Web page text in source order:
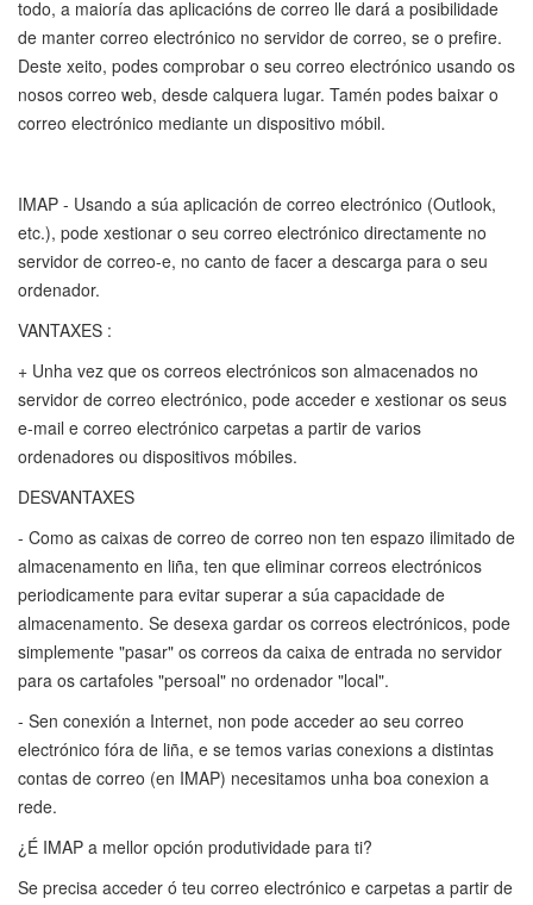
todo, a maioría das aplicacións de correo lle dará a posibilidade
de manter correo electrónico no servidor de correo, se o prefire.
Deste xeito, podes comprobar o seu correo electrónico usando os
nosos correo web, desde calquera lugar. Tamén podes baixar o
correo electrónico mediante un dispositivo móbil.
IMAP - Usando a súa aplicación de correo electrónico (Outlook,
etc.), pode xestionar o seu correo electrónico directamente no
servidor de correo-e, no canto de facer a descarga para o seu
ordenador.
VANTAXES :
+ Unha vez que os correos electrónicos son almacenados no
servidor de correo electrónico, pode acceder e xestionar os seus
e-mail e correo electrónico carpetas a partir de varios
ordenadores ou dispositivos móbiles.
DESVANTAXES
- Como as caixas de correo de correo non ten espazo ilimitado de
almacenamento en liña, ten que eliminar correos electrónicos
periodicamente para evitar superar a súa capacidade de
almacenamento. Se desexa gardar os correos electrónicos, pode
simplemente "pasar" os correos da caixa de entrada no servidor
para os cartafoles "persoal" no ordenador "local".
- Sen conexión a Internet, non pode acceder ao seu correo
electrónico fóra de liña, e se temos varias conexions a distintas
contas de correo (en IMAP) necesitamos unha boa conexion a
rede.
¿É IMAP a mellor opción produtividade para ti?
Se precisa acceder ó teu correo electrónico e carpetas a partir de